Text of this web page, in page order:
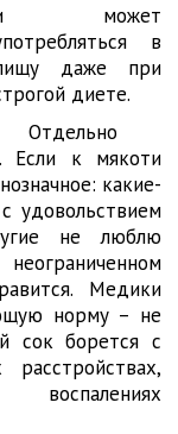
может
в
даже при
диете.
Отдельно
Если к мякоти
какие-
удовольствием
не люблю
Медики
норму – не
сок борется с